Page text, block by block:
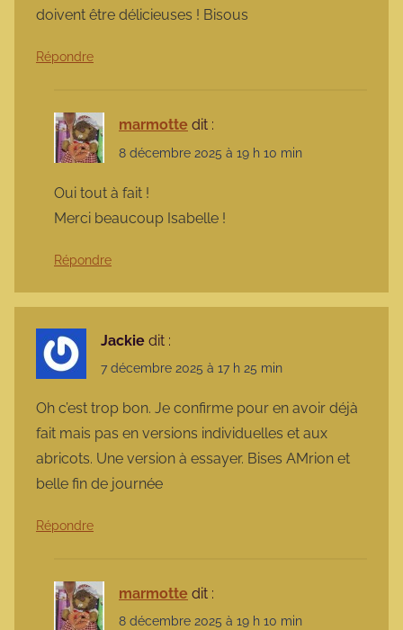
doivent être délicieuses ! Bisous
Répondre
marmotte dit :
8 décembre 2025 à 19 h 10 min
Oui tout à fait !
Merci beaucoup Isabelle !
Répondre
Jackie dit :
7 décembre 2025 à 17 h 25 min
Oh c’est trop bon. Je confirme pour en avoir déjà
fait mais pas en versions individuelles et aux
abricots. Une version à essayer. Bises AMrion et
belle fin de journée
Répondre
marmotte dit :
8 décembre 2025 à 19 h 10 min